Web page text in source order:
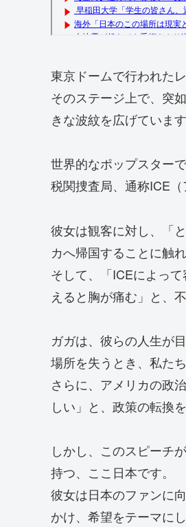
東京ドームで行われた
そのステージ上で、突
きな波紋を広げています
世界的なポップスター
税関捜査局、通称ICE（
彼女は観客に対し、「
カへ帰国することに触れ
そして、「ICEによっ
えると胸が痛む」と、
ガガは、彼らの人生が
場所を失うとき、私た
さらに、アメリカの政
しい」と、政策の転換
しかし、このスピーチ
持つ、ここ日本です。
彼女は日本のファンに
かけ、希望をテーマに